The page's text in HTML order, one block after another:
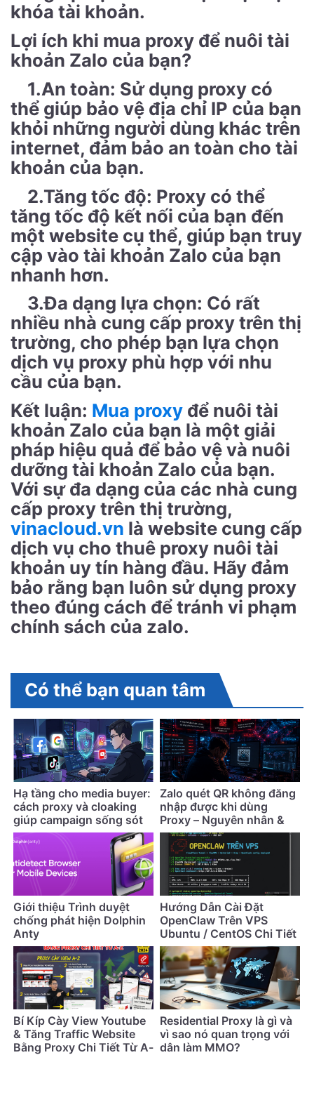
khóa tài khoản.
Lợi ích khi mua proxy để nuôi tài
khoản Zalo của bạn?
1.An toàn: Sử dụng proxy có
thể giúp bảo vệ địa chỉ IP của bạn
khỏi những người dùng khác trên
internet, đảm bảo an toàn cho tài
khoản của bạn.
2.Tăng tốc độ: Proxy có thể
tăng tốc độ kết nối của bạn đến
một website cụ thể, giúp bạn truy
cập vào tài khoản Zalo của bạn
nhanh hơn.
3.Đa dạng lựa chọn: Có rất
nhiều nhà cung cấp proxy trên thị
trường, cho phép bạn lựa chọn
dịch vụ proxy phù hợp với nhu
cầu của bạn.
Kết luận: Mua proxy để nuôi tài
khoản Zalo của bạn là một giải
pháp hiệu quả để bảo vệ và nuôi
dưỡng tài khoản Zalo của bạn.
Với sự đa dạng của các nhà cung
cấp proxy trên thị trường,
vinacloud.vn là website cung cấp
dịch vụ cho thuê proxy nuôi tài
khoản uy tín hàng đầu. Hãy đảm
bảo rằng bạn luôn sử dụng proxy
theo đúng cách để tránh vi phạm
chính sách của zalo.
Có thể bạn quan tâm
Hạ tầng cho media buyer:
cách proxy và cloaking
giúp campaign sống sót
lâu hơn
Zalo quét QR không đăng
nhập được khi dùng
Proxy – Nguyên nhân &
cách khắc phục
Giới thiệu Trình duyệt
chống phát hiện Dolphin
Anty
Hướng Dẫn Cài Đặt
OpenClaw Trên VPS
Ubuntu / CentOS Chi Tiết
Nhất (Cập Nhật 2026)
Bí Kíp Cày View Youtube
& Tăng Traffic Website
Bằng Proxy Chi Tiết Từ A-
Residential Proxy là gì và
vì sao nó quan trọng với
dân làm MMO?